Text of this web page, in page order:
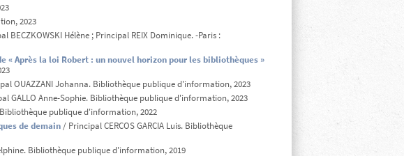
2023
BECZKOWSKI Hélène ; Principal REIX Dominique. -Paris :
« Après la loi Robert : un nouvel horizon pour les bibliothèques »
OUAZZANI Johanna. Bibliothèque publique d'information, 2023
GALLO Anne-Sophie. Bibliothèque publique d'information, 2023
publique d'information, 2022
de demain/ Principal CERCOS GARCIA Luis. Bibliothèque
Bibliothèque publique d'information, 2019